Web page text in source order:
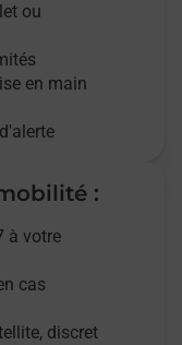
ou
en main
:
à votre
cas
discret